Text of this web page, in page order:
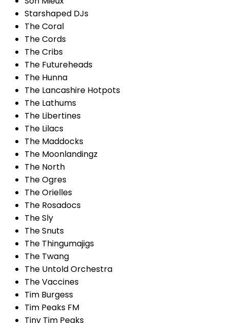
Starshaped DJs
The Coral
The Cords
The Cribs
The Futureheads
The Hunna
The Lancashire Hotpots
The Lathums
The Libertines
The Lilacs
The Maddocks
The Moonlandingz
The North
The Ogres
The Orielles
The Rosadocs
The Sly
The Snuts
The Thingumajigs
The Twang
The Untold Orchestra
The Vaccines
Tim Burgess
Tim Peaks FM
Tiny Tim Peaks